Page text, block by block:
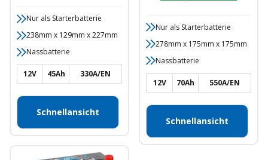
Nur als Starterbatterie
238mm x 129mm x 227mm
Nassbatterie
12V 45Ah 330A/EN
Schnellansicht
Nur als Starterbatterie
278mm x 175mm x 175mm
Nassbatterie
12V 70Ah 550A/EN
Schnellansicht